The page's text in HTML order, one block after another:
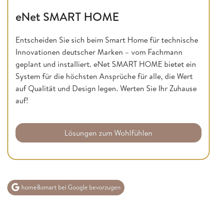
eNet SMART HOME
Entscheiden Sie sich beim Smart Home für technische
Innovationen deutscher Marken – vom Fachmann
geplant und installiert. eNet SMART HOME bietet ein
System für die höchsten Ansprüche für alle, die Wert
auf Qualität und Design legen. Werten Sie Ihr Zuhause
auf!
Lösungen zum Wohlfühlen
home&smart bei Google bevorzugen